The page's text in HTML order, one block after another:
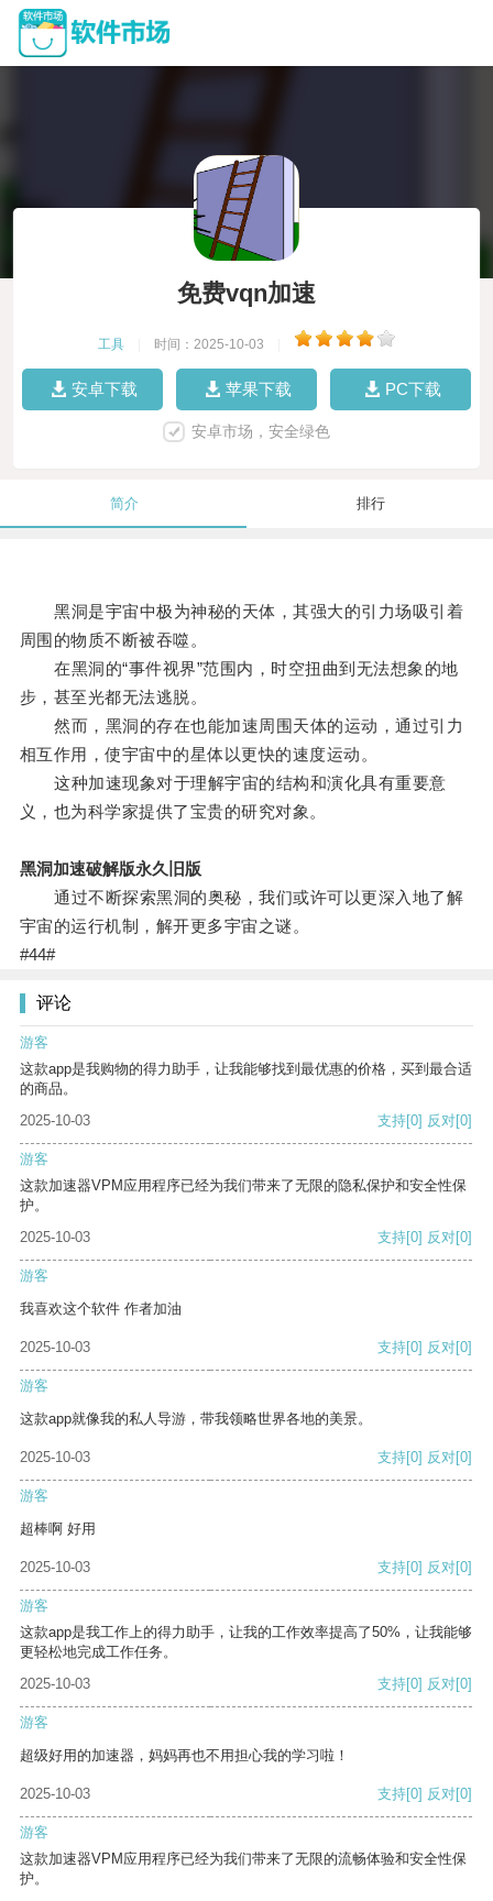
免费vqn加速
工具 时间：2025-10-03
安卓下载 苹果下载 PC下载
安卓市场，安全绿色
简介 排行
黑洞是宇宙中极为神秘的天体，其强大的引力场吸引着
周围的物质不断被吞噬。
在黑洞的“事件视界”范围内，时空扭曲到无法想象的地
步，甚至光都无法逃脱。
然而，黑洞的存在也能加速周围天体的运动，通过引力
相互作用，使宇宙中的星体以更快的速度运动。
这种加速现象对于理解宇宙的结构和演化具有重要意
义，也为科学家提供了宝贵的研究对象。
黑洞加速破解版永久旧版
通过不断探索黑洞的奥秘，我们或许可以更深入地了解
宇宙的运行机制，解开更多宇宙之谜。
#44#
评论
游客
这款app是我购物的得力助手，让我能够找到最优惠的价格，买到最合适
的商品。
2025-10-03
支持[0] 反对[0]
游客
这款加速器VPM应用程序已经为我们带来了无限的隐私保护和安全性保
护。
2025-10-03
支持[0] 反对[0]
游客
我喜欢这个软件 作者加油
2025-10-03 支持[0] 反对[0]
游客
这款app就像我的私人导游，带我领略世界各地的美景。
2025-10-03 支持[0] 反对[0]
游客
超棒啊 好用
2025-10-03 支持[0] 反对[0]
游客
这款app是我工作上的得力助手，让我的工作效率提高了50%，让我能够
更轻松地完成工作任务。
2025-10-03
支持[0] 反对[0]
游客
超级好用的加速器，妈妈再也不用担心我的学习啦！
2025-10-03 支持[0] 反对[0]
游客
这款加速器VPM应用程序已经为我们带来了无限的流畅体验和安全性保
护。